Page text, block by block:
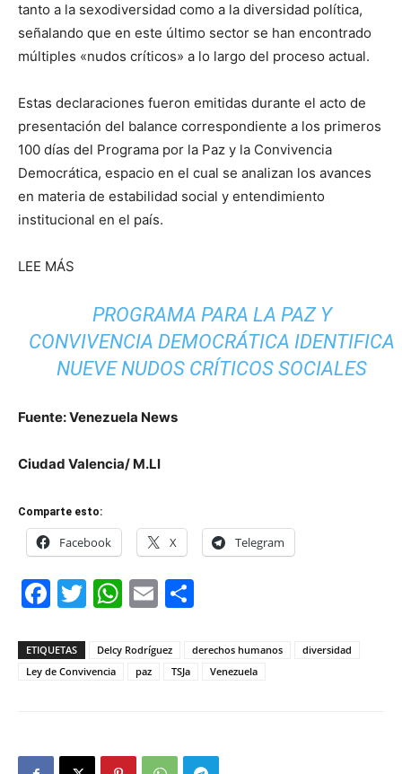
tanto a la sexodiversidad como a la diversidad política,
señalando que en este último sector se han encontrado
múltiples «nudos críticos» a lo largo del proceso actual.
Estas declaraciones fueron emitidas durante el acto de
presentación del balance correspondiente a los primeros
100 días del Programa por la Paz y la Convivencia
Democrática, espacio en el cual se analizan los avances
en materia de estabilidad social y entendimiento
institucional en el país.
LEE MÁS
PROGRAMA PARA LA PAZ Y
CONVIVENCIA DEMOCRÁTICA IDENTIFICA
NUEVE NUDOS CRÍTICOS SOCIALES
Fuente: Venezuela News
Ciudad Valencia/ M.Ll
Comparte esto:
Facebook X Telegram
Facebook
Twitter
WhatsApp
Email
ETIQUETAS Delcy Rodríguez derechos humanos
diversidad
Ley de Convivencia
paz TSJa Venezuela